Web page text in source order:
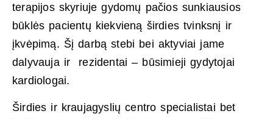
terapijos skyriuje gydomų pačios sunkiausios
būklės pacientų kiekvieną širdies tvinksnį ir
įkvėpimą. Šį darbą stebi bei aktyviai jame
dalyvauja ir rezidentai – būsimieji gydytojai
kardiologai.
Širdies ir kraujagyslių centro specialistai bet